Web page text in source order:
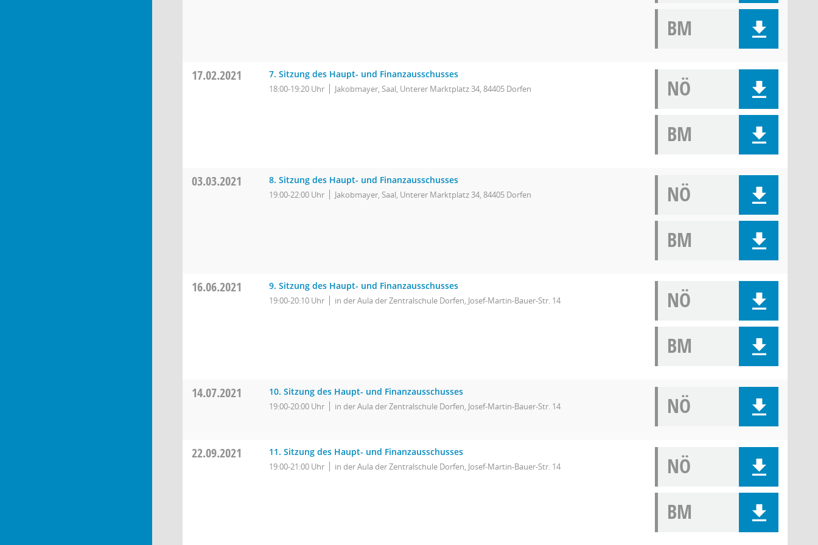
BM
17.02.2021 7. Sitzung des Haupt- und Finanzausschusses
18:00-19:20 Uhr Jakobmayer, Saal, Unterer Marktplatz 34, 84405 Dorfen
NÖ
BM
03.03.2021 8. Sitzung des Haupt- und Finanzausschusses
19:00-22:00 Uhr Jakobmayer, Saal, Unterer Marktplatz 34, 84405 Dorfen
NÖ
BM
16.06.2021 9. Sitzung des Haupt- und Finanzausschusses
19:00-20:10 Uhr in der Aula der Zentralschule Dorfen, Josef-Martin-Bauer-Str. 14
NÖ
BM
14.07.2021 10. Sitzung des Haupt- und Finanzausschusses
19:00-20:00 Uhr in der Aula der Zentralschule Dorfen, Josef-Martin-Bauer-Str. 14 NÖ
22.09.2021 11. Sitzung des Haupt- und Finanzausschusses
19:00-21:00 Uhr in der Aula der Zentralschule Dorfen, Josef-Martin-Bauer-Str. 14
NÖ
BM